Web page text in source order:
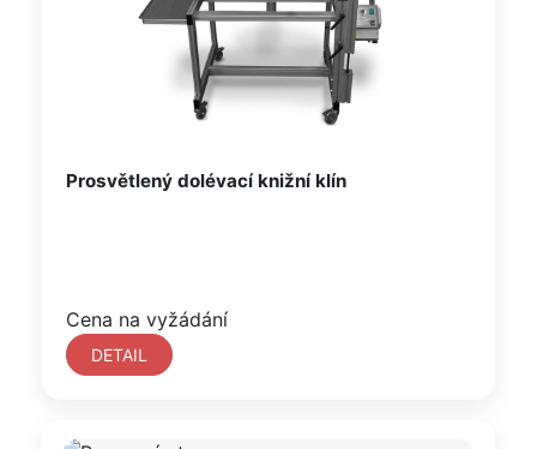
Prosvětlený dolévací knižní klín
Cena na vyžádání
DETAIL